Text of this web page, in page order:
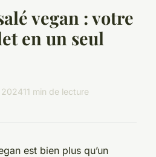
vegan : votre
en un seul
202411 min de lecture
est bien plus qu’un